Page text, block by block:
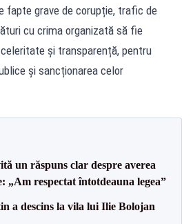
fapte grave de corupție, trafic de
cu crima organizată să fie
și transparență, pentru
și sancționarea celor
un răspuns clar despre averea
„Am respectat întotdeauna legea”
a descins la vila lui Ilie Bolojan